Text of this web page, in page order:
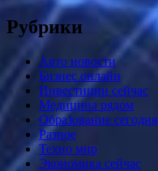
Рубрики
Авто новости
Бизнес онлайн
Инвестиции сейчас
Медицина рядом
Образование сегодня
Разное
Техно мир
Экономика сейчас